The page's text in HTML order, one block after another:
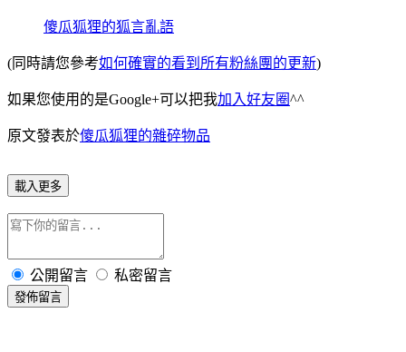
傻瓜狐狸的狐言亂語
(同時請您參考如何確實的看到所有粉絲團的更新)
如果您使用的是Google+可以把我加入好友圈^^
原文發表於傻瓜狐狸的雜碎物品
載入更多
公開留言 私密留言
發佈留言